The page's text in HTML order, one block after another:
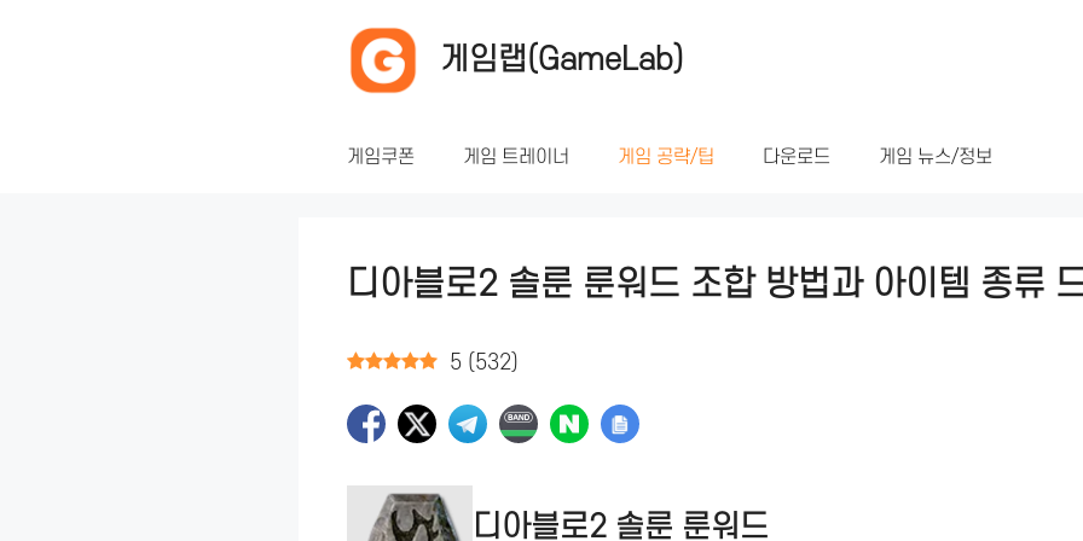
게임랩(GameLab)
게임쿠폰 게임 트레이너 게임 공략/팁 다운로드 게임 뉴스/정보
디아블로2 솔룬 룬워드 조합 방법과 아이템 종류
5 (532)
디아블로2 솔룬 룬워드